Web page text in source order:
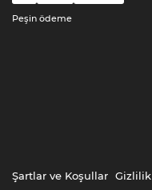
Peşin ödeme
Şartlar ve Koşullar Gizlilik